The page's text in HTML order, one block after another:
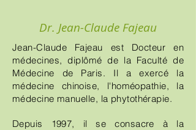
Dr. Jean-Claude Fajeau
Jean-Claude Fajeau est Docteur en
médecines, diplômé de la Faculté de
Médecine de Paris. Il a exercé la
médecine chinoise, l'homéopathie, la
médecine manuelle, la phytothérapie.
Depuis 1997, il se consacre à la